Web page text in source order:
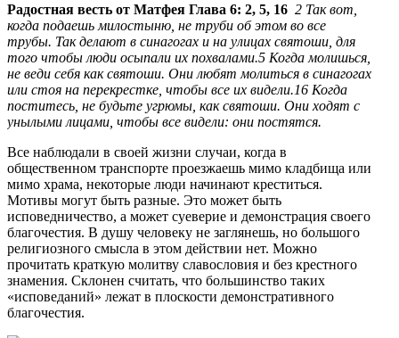
Радостная весть от Матфея Глава 6: 2, 5, 16 2 Так вот,
когда подаешь милостыню, не труби об этом во все
трубы. Так делают в синагогах и на улицах святоши, для
того чтобы люди осыпали их похвалами.5 Когда молишься,
не веди себя как святоши. Они любят молиться в синагогах
или стоя на перекрестке, чтобы все их видели.16 Когда
поститесь, не будьте угрюмы, как святоши. Они ходят с
унылыми лицами, чтобы все видели: они постятся.
Все наблюдали в своей жизни случаи, когда в
общественном транспорте проезжаешь мимо кладбища или
мимо храма, некоторые люди начинают креститься.
Мотивы могут быть разные. Это может быть
исповедничество, а может суеверие и демонстрация своего
благочестия. В душу человеку не заглянешь, но большого
религиозного смысла в этом действии нет. Можно
прочитать краткую молитву славословия и без крестного
знамения. Склонен считать, что большинство таких
«исповеданий» лежат в плоскости демонстративного
благочестия.